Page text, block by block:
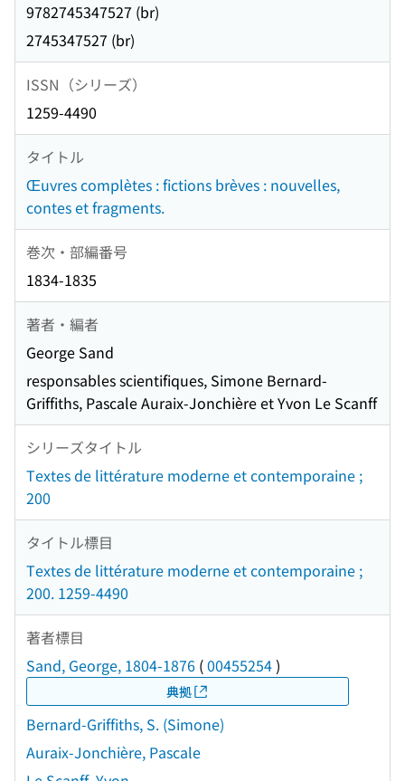
9782745347527 (br)
2745347527 (br)
ISSN（シリーズ）
1259-4490
タイトル
Œuvres complètes : fictions brèves : nouvelles,
contes et fragments.
巻次・部編番号
1834-1835
著者・編者
George Sand
responsables scientifiques, Simone Bernard-
Griffiths, Pascale Auraix-Jonchière et Yvon Le Scanff
シリーズタイトル
Textes de littérature moderne et contemporaine ;
200
タイトル標目
Textes de littérature moderne et contemporaine ;
200. 1259-4490
著者標目
Sand, George, 1804-1876 (00455254)
典拠
Bernard-Griffiths, S. (Simone)
Auraix-Jonchière, Pascale